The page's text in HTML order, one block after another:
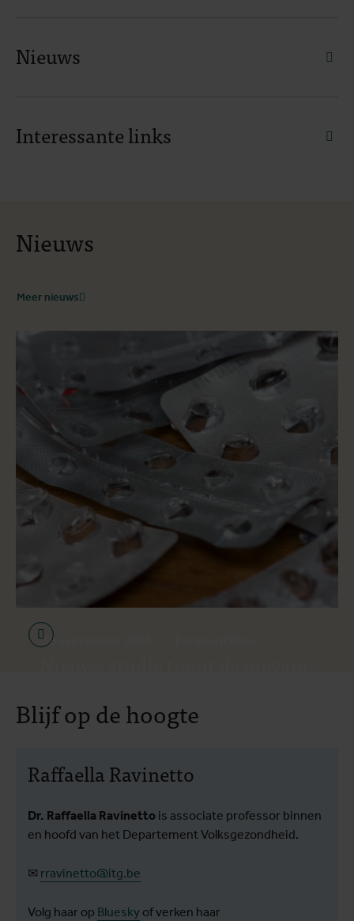
Nieuws
Interessante links
Nieuws
Meer nieuws
30 september 2025
in Gaza
Blijf op de hoogte
Raffaella Ravinetto
Dr. Raffaella Ravinetto is associate professor binnen
en hoofd van het Departement Volksgezondheid.
✉ rravinetto@itg.be
Volg haar op Bluesky of verken haar